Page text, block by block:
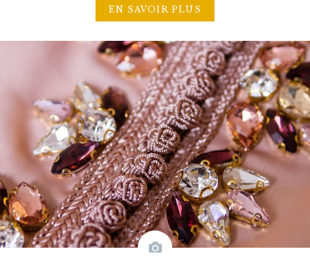
EN SAVOIR PLUS